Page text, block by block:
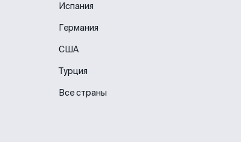
Испания
Германия
США
Турция
Все страны